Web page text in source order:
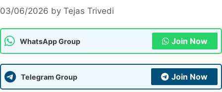
03/06/2026 by Tejas Trivedi
WhatsApp Group Join Now
Telegram Group Join Now